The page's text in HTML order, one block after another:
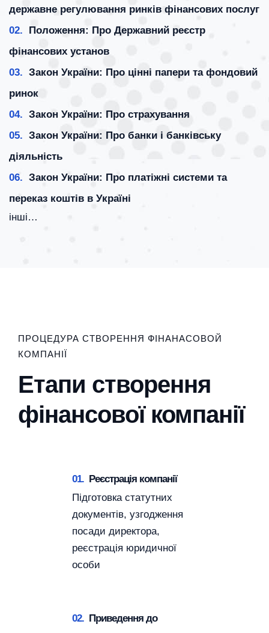
державне регулювання ринків фінансових послуг
02.
Положення: Про Державний реєстр
фінансових установ
03. Закон України: Про цінні папери та фондовий
ринок
04. Закон України: Про страхування
05. Закон України: Про банки і банківську
діяльність
06. Закон України: Про платіжні системи та
переказ коштів в Україні
інші…
ПРОЦЕДУРА СТВОРЕННЯ ФІНАНАСОВОЙ
КОМПАНІЇ
Етапи створення
фінансової компанії
01. Реєстрація компанії
Підготовка статутних
документів, узгодження
посади директора,
реєстрація юридичної
особи
02. Приведення до